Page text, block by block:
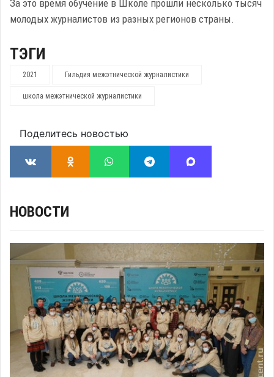
За это время обучение в Школе прошли несколько тысяч
молодых журналистов из разных регионов страны.
ТЭГИ
2021 Гильдия межэтнической журналистики
школа межэтнической журналистики
Поделитесь новостью
НОВОСТИ